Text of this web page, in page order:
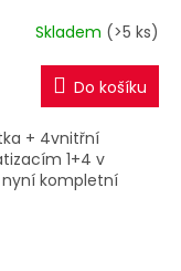
R
M
A
Skladem (>5 ks)
Do košíku
+ 4vnitřní
1+4 v
kompletní